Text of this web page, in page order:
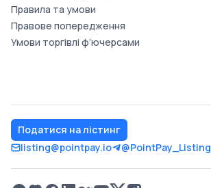
Правила та умови
Правове попередження
Умови торгівлі ф’ючерсами
Податися на лістинг
listing@pointpay.io
@PointPay_Listing